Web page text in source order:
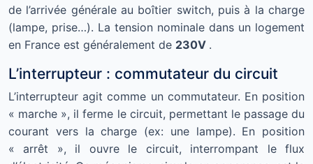
de l’arrivée générale au boîtier switch, puis à la charge
(lampe, prise…). La tension nominale dans un logement
en France est généralement de 230V .
L’interrupteur : commutateur du circuit
L’interrupteur agit comme un commutateur. En position
« marche », il ferme le circuit, permettant le passage du
courant vers la charge (ex: une lampe). En position
« arrêt », il ouvre le circuit, interrompant le flux